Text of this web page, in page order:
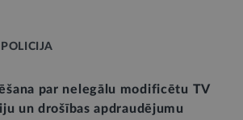
par nelegālu modificētu TV
un drošības apdraudējumu